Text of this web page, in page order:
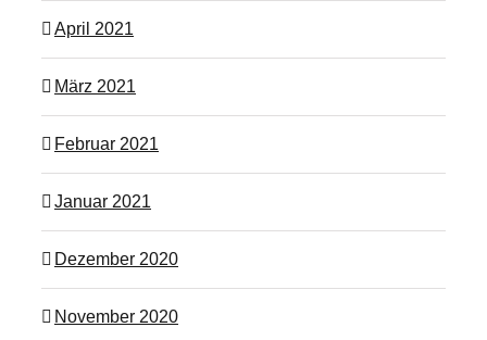
April 2021
März 2021
Februar 2021
Januar 2021
Dezember 2020
November 2020